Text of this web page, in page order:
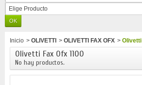
Elige Producto
Inicio > OLIVETTI > OLIVETTI FAX OFX >
Olivetti Fax Ofx 1100
No hay productos.